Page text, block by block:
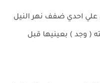
احدي ضفف نهر النيل
( وجد ) بعينيها قبل